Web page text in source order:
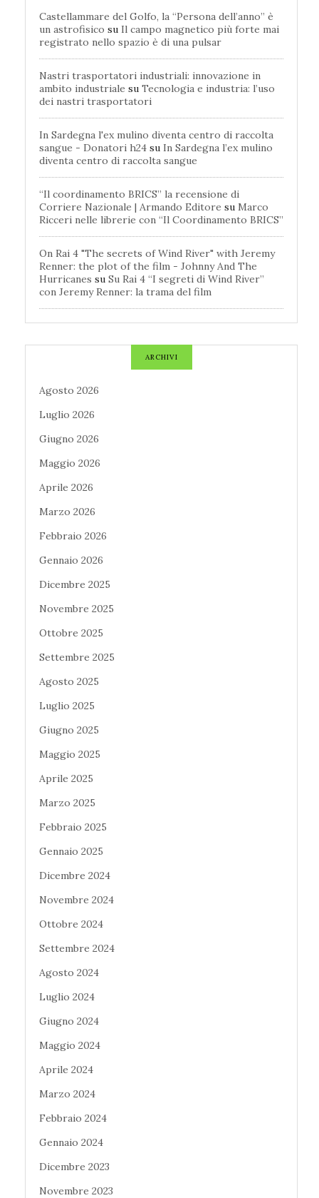
Castellammare del Golfo, la “Persona dell’anno” è
un astrofisico su Il campo magnetico più forte mai
registrato nello spazio è di una pulsar
Nastri trasportatori industriali: innovazione in
ambito industriale su Tecnologia e industria: l’uso
dei nastri trasportatori
In Sardegna l'ex mulino diventa centro di raccolta
sangue - Donatori h24 su In Sardegna l’ex mulino
diventa centro di raccolta sangue
“Il coordinamento BRICS” la recensione di
Corriere Nazionale | Armando Editore su Marco
Ricceri nelle librerie con “Il Coordinamento BRICS”
On Rai 4 "The secrets of Wind River" with Jeremy
Renner: the plot of the film - Johnny And The
Hurricanes su Su Rai 4 “I segreti di Wind River”
con Jeremy Renner: la trama del film
ARCHIVI
Agosto 2026
Luglio 2026
Giugno 2026
Maggio 2026
Aprile 2026
Marzo 2026
Febbraio 2026
Gennaio 2026
Dicembre 2025
Novembre 2025
Ottobre 2025
Settembre 2025
Agosto 2025
Luglio 2025
Giugno 2025
Maggio 2025
Aprile 2025
Marzo 2025
Febbraio 2025
Gennaio 2025
Dicembre 2024
Novembre 2024
Ottobre 2024
Settembre 2024
Agosto 2024
Luglio 2024
Giugno 2024
Maggio 2024
Aprile 2024
Marzo 2024
Febbraio 2024
Gennaio 2024
Dicembre 2023
Novembre 2023